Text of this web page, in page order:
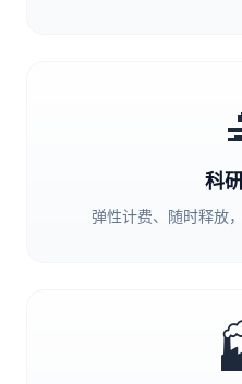
科
弹性计费、随时释放